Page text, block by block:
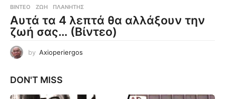
ΒΊΝΤΕΟ ΖΩΉ ,ΠΛΑΝΉΤΗΣ
Αυτά τα 4 λεπτά θα αλλάξουν την
ζωή σας… (Βίντεο)
by Axioperiergos
DON'T MISS